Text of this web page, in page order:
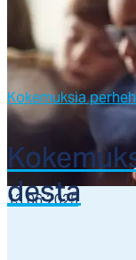
13.06.2025
Kokemuksia
des­ta